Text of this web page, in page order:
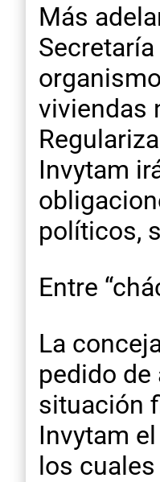
Más
viviendas
Invytam
políticos,
Entre
La
pedido
situación
Invytam
los